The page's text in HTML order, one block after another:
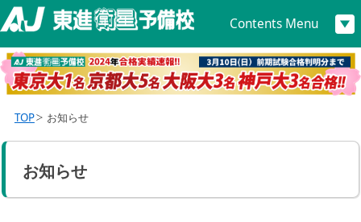
Contents Menu
TOP お知らせ
お知らせ